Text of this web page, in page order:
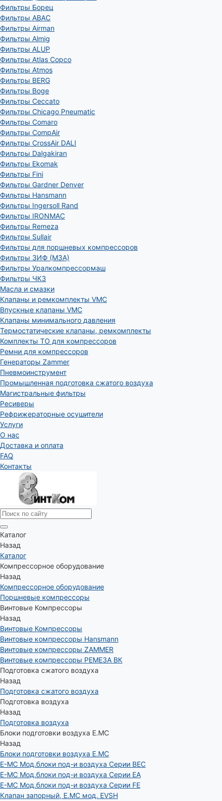
Фильтры Борец
Фильтры ABAC
Фильтры Airman
Фильтры Almig
Фильтры ALUP
Фильтры Atlas Copco
Фильтры Atmos
Фильтры BERG
Фильтры Boge
Фильтры Ceccato
Фильтры Chicago Pneumatic
Фильтры Comaro
Фильтры CompAir
Фильтры CrossAir DALI
Фильтры Dalgakiran
Фильтры Ekomak
Фильтры Fini
Фильтры Gardner Denver
Фильтры Hansmann
Фильтры Ingersoll Rand
Фильтры IRONMAC
Фильтры Remeza
Фильтры Sullair
Фильтры для поршневых компрессоров
Фильтры ЗИФ (МЗА)
Фильтры Уралкомпрессормаш
Фильтры ЧКЗ
Масла и смазки
Клапаны и ремкомплекты VMC
Впускные клапаны VMC
Клапаны минимального давления
Термостатические клапаны, ремкомплекты
Комплекты ТО для компрессоров
Ремни для компрессоров
Генераторы Zammer
Пневмоинструмент
Промышленная подготовка сжатого воздуха
Магистральные фильтры
Ресиверы
Рефрижераторные осушители
Услуги
О нас
Доставка и оплата
FAQ
Контакты
Каталог
Назад
Каталог
Компрессорное оборудование
Назад
Компрессорное оборудование
Поршневые компрессоры
Винтовые Компрессоры
Назад
Винтовые Компрессоры
Винтовые компрессоры Hansmann
Винтовые компрессоры ZAMMER
Винтовые компрессоры РЕМЕЗА ВК
Подготовка сжатого воздуха
Назад
Подготовка сжатого воздуха
Подготовка воздуха
Назад
Подготовка воздуха
Блоки подготовки воздуха E.MC
Назад
Блоки подготовки воздуха E.MC
E-MC Мод.блоки под-и воздуха Серии BEC
E-MC Мод.блоки под-и воздуха Серии EA
E-MC Мод.блоки под-и воздуха Серии FE
Клапан запорный, E.MC мод. EVSH